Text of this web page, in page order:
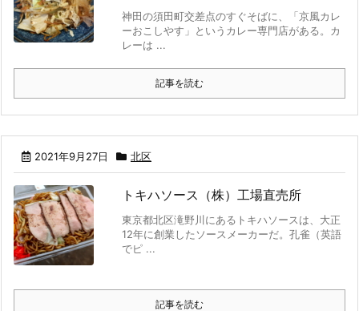
神田の須田町交差点のすぐそばに、「京風カレ
ーおこしやす」というカレー専門店がある。カ
レーは ...
記事を読む
2021年9月27日 北区
トキハソース（株）工場直売所
東京都北区滝野川にあるトキハソースは、大正
12年に創業したソースメーカーだ。孔雀（英語
でピ ...
記事を読む